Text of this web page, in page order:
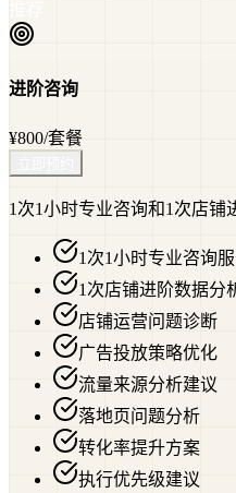
进阶咨询
¥800/套餐
1次1小时专业咨询和1次店铺
1次1小时专业咨询
1次店铺进阶数据分
店铺运营问题诊断
广告投放策略优化
流量来源分析建议
落地页问题分析
转化率提升方案
执行优先级建议